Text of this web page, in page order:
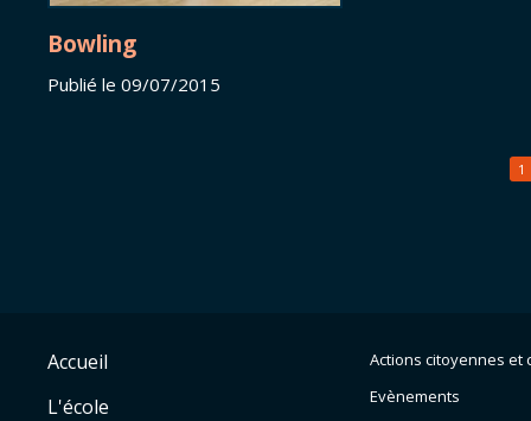
Bowling
Publié le 09/07/2015
1
Accueil
L'école
Actions citoyennes et
Evènements